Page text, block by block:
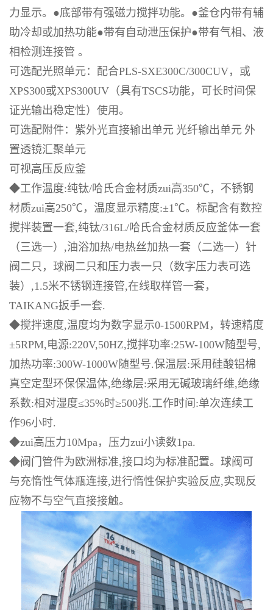
力显示。 ●底部带有强磁力搅拌功能。 ●釜仓内带有辅
助冷却或加热功能●带有自动泄压保护●带有气相、液
相检测连接管 。
可选配光照单元：配合PLS-SXE300C/300CUV，或
XPS300或XPS300UV （具有TSCS功能，可长时间保
证光输出稳定性）使用。
可选配附件：紫外光直接输出单元 光纤输出单元 外
置透镜汇聚单元
可视高压反应釜
◆工作温度:纯钛/哈氏合金材质zui高350℃ ，不锈钢
材质zui高250℃ ，温度显示精度:±1℃。标配含有数控
搅拌装置一套,纯钛/316L/哈氏合金材质反应釜体一套
（三选一） ,油浴加热/电热丝加热一套（二选一）针
阀二只，球阀二只和压力表一只（数字压力表可选
装） ,1.5米不锈钢连接管,在线取样管一套，
TAIKANG扳手一套.
◆搅拌速度,温度均为数字显示0-1500RPM，转速精度
±5RPM, 电源:220V,50HZ,搅拌功率:25W-100W随型号,
加热功率:300W-1000W随型号.保温层:采用硅酸铝棉
真空定型环保保温体,绝缘层:采用无碱玻璃纤维,绝缘
系数:相对湿度≤35%时≥500兆. 工作时间 :单次连续工
作96小时.
◆zui高压力10Mpa ，压力zui小读数1pa.
◆阀门管件为欧洲标准,接口均为标准配置。球阀可
与充惰性气体瓶连接,进行惰性保护实验反应,实现反
应物不与空气直接接触。